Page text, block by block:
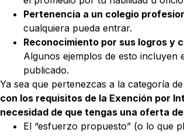
Pertenencia a un colegio
cualquiera pueda entrar.
Reconocimiento por sus logros y
Algunos ejemplos de esto
publicado.
Ya sea que pertenezcas a la categoría
con los requisitos de la Exención por
necesidad de que tengas una oferta
El “esfuerzo propuesto” (o lo que